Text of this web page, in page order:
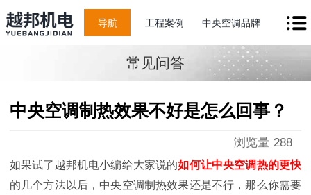
导航 工程案例 中央空调品牌
常见问答
中央空调制热效果不好是怎么回事？
浏览量 288
如果试了越邦机电小编给大家说的如何让中央空调热的更快
的几个方法以后，中央空调制热效果还是不行，那么你需要